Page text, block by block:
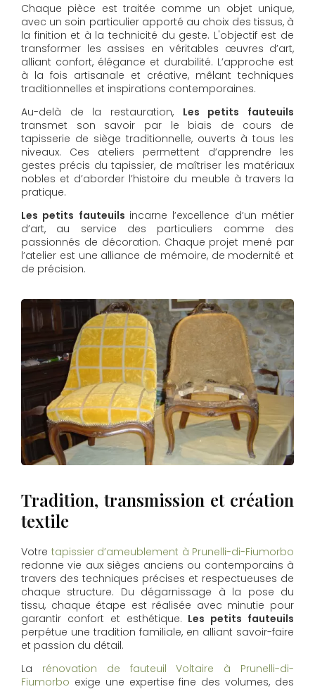
Chaque pièce est traitée comme un objet unique,
avec un soin particulier apporté au choix des tissus, à
la finition et à la technicité du geste. L'objectif est de
transformer les assises en véritables œuvres d’art,
alliant confort, élégance et durabilité. L’approche est
à la fois artisanale et créative, mêlant techniques
traditionnelles et inspirations contemporaines.
Au-delà de la restauration, Les petits fauteuils
transmet son savoir par le biais de cours de
tapisserie de siège traditionnelle, ouverts à tous les
niveaux. Ces ateliers permettent d’apprendre les
gestes précis du tapissier, de maîtriser les matériaux
nobles et d’aborder l’histoire du meuble à travers la
pratique.
Les petits fauteuils incarne l’excellence d’un métier
d’art, au service des particuliers comme des
passionnés de décoration. Chaque projet mené par
l’atelier est une alliance de mémoire, de modernité et
de précision.
Tradition, transmission et création
textile
Votre tapissier d’ameublement à Prunelli-di-Fiumorbo
redonne vie aux sièges anciens ou contemporains à
travers des techniques précises et respectueuses de
chaque structure. Du dégarnissage à la pose du
tissu, chaque étape est réalisée avec minutie pour
garantir confort et esthétique. Les petits fauteuils
perpétue une tradition familiale, en alliant savoir-faire
et passion du détail.
La rénovation de fauteuil Voltaire à Prunelli-di-
Fiumorbo exige une expertise fine des volumes, des